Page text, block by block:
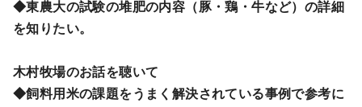
◆東農大の試験の堆肥の内容（豚・鶏・牛など）の詳細
を知りたい。
木村牧場のお話を聴いて
◆飼料用米の課題をうまく解決されている事例で参考に